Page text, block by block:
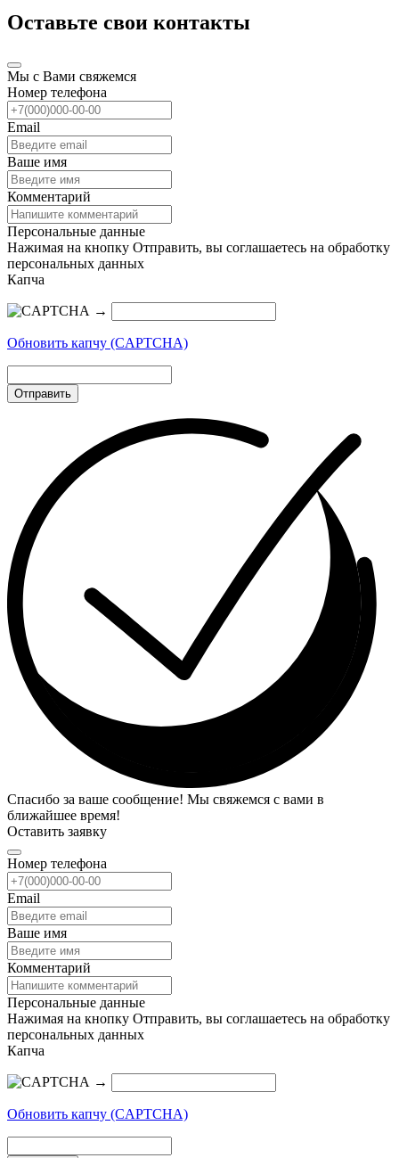
Оставьте свои контакты
Мы с Вами свяжемся
Номер телефона
Email
Ваше имя
Комментарий
Персональные данные
Нажимая на кнопку Отправить, вы соглашаетесь на обработку
персональных данных
Капча
→
Обновить капчу (CAPTCHA)
Отправить
Спасибо за ваше сообщение! Мы свяжемся с вами в
ближайшее время!
Оставить заявку
Номер телефона
Email
Ваше имя
Комментарий
Персональные данные
Нажимая на кнопку Отправить, вы соглашаетесь на обработку
персональных данных
Капча
→
Обновить капчу (CAPTCHA)